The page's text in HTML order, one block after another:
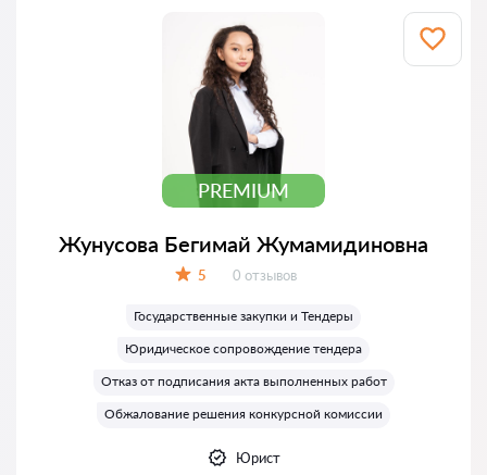
PREMIUM
Жунусова Бегимай Жумамидиновна
5 Отзывов:
0 отзывов
Государственные закупки и Тендеры
Юридическое сопровождение тендера
Отказ от подписания акта выполненных работ
Обжалование решения конкурсной комиссии
Юрист